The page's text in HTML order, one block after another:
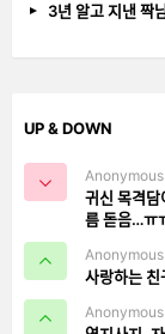
3년 알고 지낸
UP & DOWN
귀신
름 돋음…ㅠ
사랑하는